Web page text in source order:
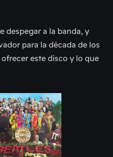
despegar a la banda, y
para la década de los
este disco y lo que